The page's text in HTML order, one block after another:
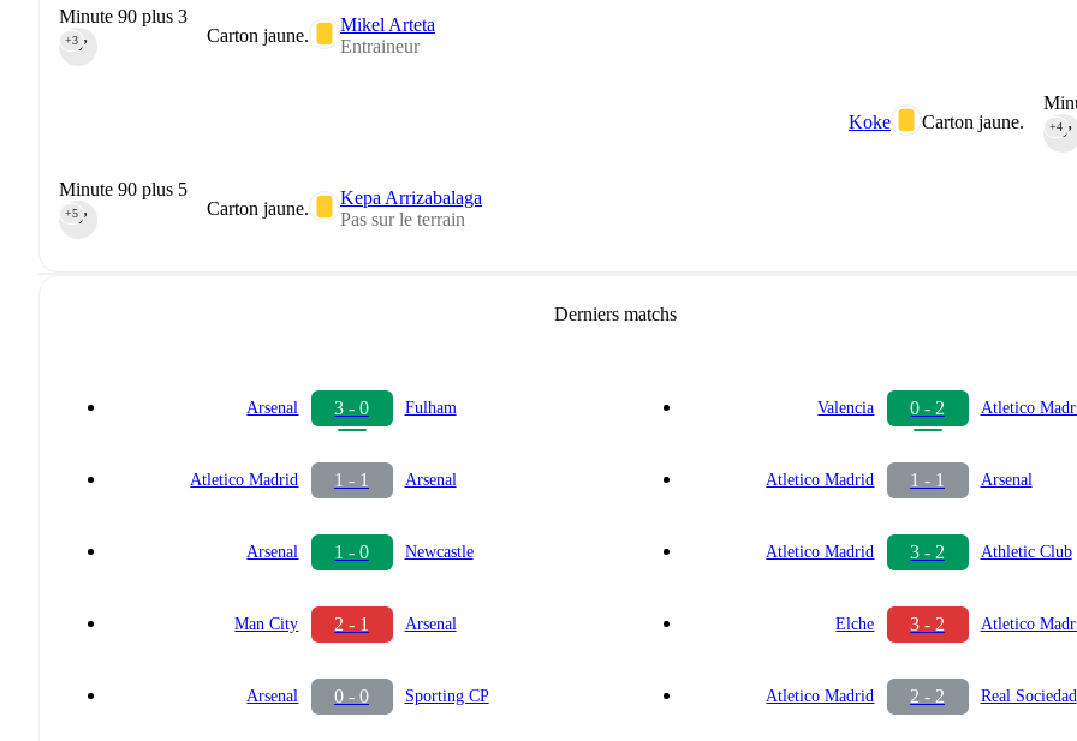
Carton jaune.
Mikel Arteta
Entraineur
Minute 90 plus 3
90‎’‎
+3
90‎’‎
+4
Carton jaune.
Koke
Carton jaune.
Kepa Arrizabalaga
Pas sur le terrain
Minute 90 plus 5
90‎’‎
+5
Derniers matchs
Arsenal 3 - 0 Fulham
Atletico Madrid 1 - 1 Arsenal
Arsenal 1 - 0 Newcastle
Man City 2 - 1 Arsenal
Arsenal 0 - 0 Sporting CP
Valencia 0 - 2 Atletico
Atletico Madrid 1 - 1 Arsenal
Atletico Madrid 3 - 2 Athletic Club
Elche 3 - 2 Atletico
Atletico Madrid 2 - 2 Real Sociedad